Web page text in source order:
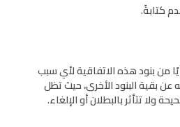
كتابةً.
من بنود هذه الاتفاقية لأي سبب
عن بقية البنود الأخرى، حيث تظل
ولا تتأثر بالبطلان أو الإلغاء.